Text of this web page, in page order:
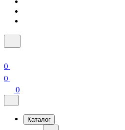
0
0
0
Каталог